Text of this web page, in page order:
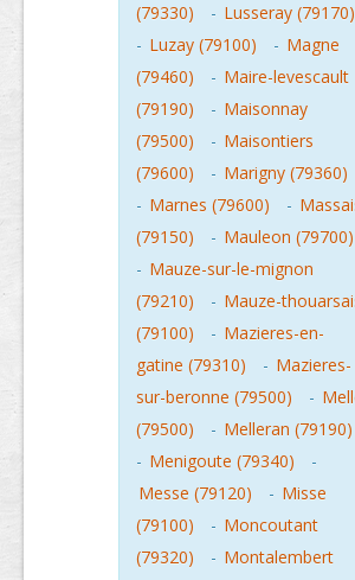
(79330)
- Lusseray (79170)
- Luzay (79100) - Magne
(79460)
- Maire-levescault
(79190)
- Maisonnay
(79500)
- Maisontiers
(79600)
- Marigny (79360)
- Marnes (79600) -
(79150)
- Mauleon (79700)
- Mauze-sur-le-mignon
(79210)
- Mauze-
(79100)
- Mazieres-en-
gatine (79310)
- Mazieres-
sur-beronne (79500)
-
(79500)
- Melleran (79190)
- Menigoute (79340)
-
Messe (79120)
- Misse
(79100)
- Moncoutant
(79320)
- Montalembert